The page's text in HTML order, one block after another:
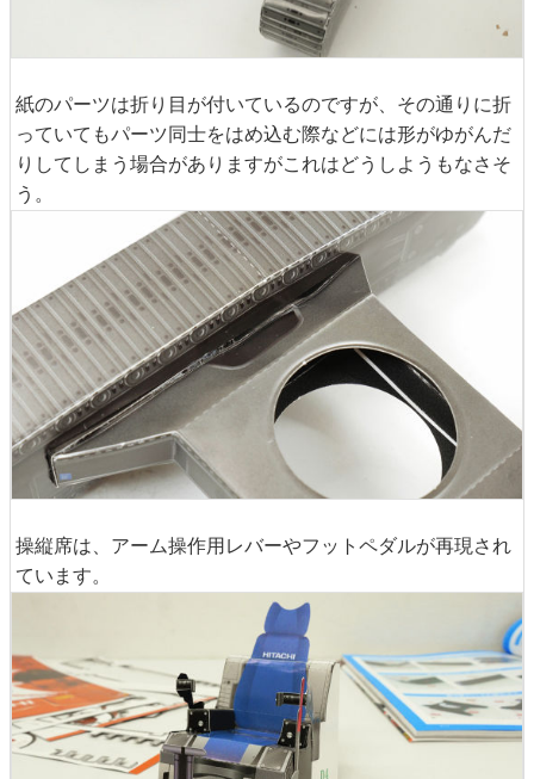
紙のパーツは折り目が付いているのですが、その通りに折
っていてもパーツ同士をはめ込む際などには形がゆがんだ
りしてしまう場合がありますがこれはどうしようもなさそ
う。
操縦席は、アーム操作用レバーやフットペダルが再現され
ています。